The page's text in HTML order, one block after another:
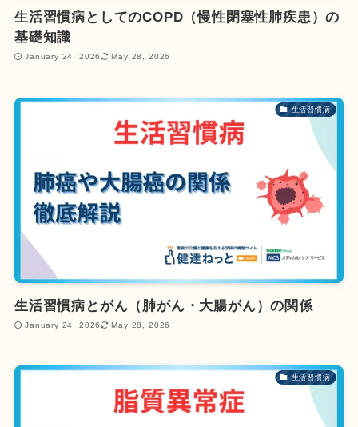
生活習慣病としてのCOPD（慢性閉塞性肺疾患）の
基礎知識
January 24, 2026 May 28, 2026
生活習慣病
生活習慣病とがん（肺がん・大腸がん）の関係
January 24, 2026 May 28, 2026
生活習慣病